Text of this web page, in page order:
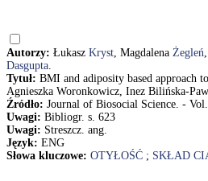
Autorzy: Łukasz Kryst, Magdalena Żegleń
Dasgupta.
Tytuł: BMI and adiposity based approach
Agnieszka Woronkowicz, Inez Bilińska-
Źródło: Journal of Biosocial Science. -
Uwagi: Bibliogr. s. 623
Uwagi: Streszcz. ang.
Język: ENG
Słowa kluczowe: OTYŁOŚĆ ; SKŁAD